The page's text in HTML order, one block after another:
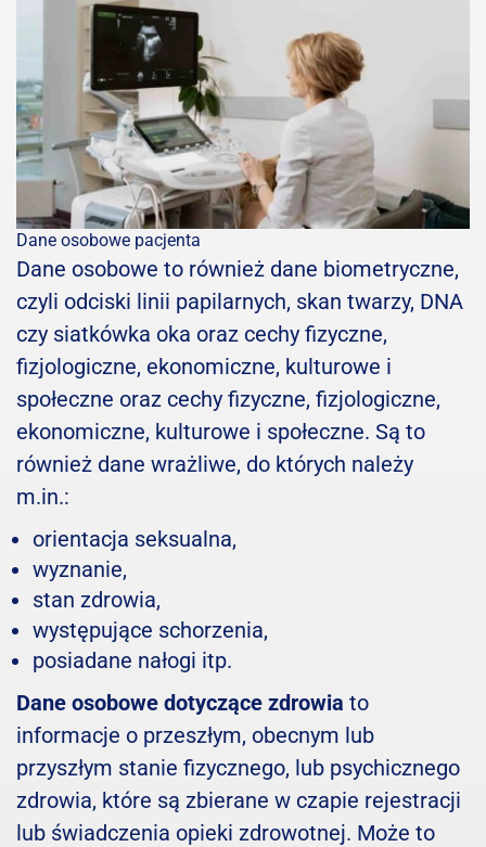
Dane osobowe pacjenta
Dane osobowe to również dane biometryczne,
czyli odciski linii papilarnych, skan twarzy, DNA
czy siatkówka oka oraz cechy fizyczne,
fizjologiczne, ekonomiczne, kulturowe i
społeczne oraz cechy fizyczne, fizjologiczne,
ekonomiczne, kulturowe i społeczne. Są to
również dane wrażliwe, do których należy
m.in.:
orientacja seksualna,
wyznanie,
stan zdrowia,
występujące schorzenia,
posiadane nałogi itp.
Dane osobowe dotyczące zdrowia to
informacje o przeszłym, obecnym lub
przyszłym stanie fizycznego, lub psychicznego
zdrowia, które są zbierane w czapie rejestracji
lub świadczenia opieki zdrowotnej. Może to